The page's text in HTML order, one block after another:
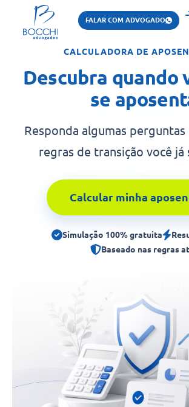
FALAR COM ADVOGADO
CALCULADORA DE
Descubra quando
se
Responda algumas perguntas
regras de transição você já
Calcular minha
Simulação 100% gratuita
Baseado nas regras